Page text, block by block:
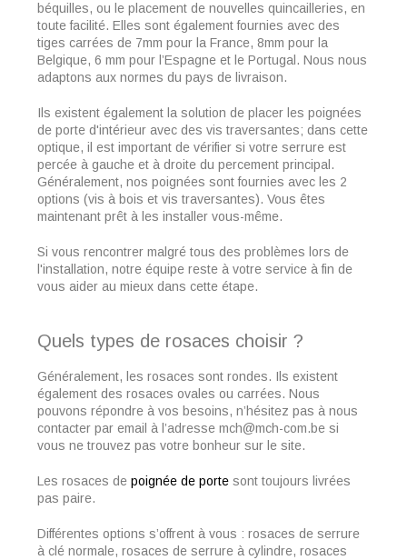
béquilles, ou le placement de nouvelles quincailleries, en
toute facilité. Elles sont également fournies avec des
tiges carrées de 7mm pour la France, 8mm pour la
Belgique, 6 mm pour l’Espagne et le Portugal. Nous nous
adaptons aux normes du pays de livraison.
Ils existent également la solution de placer les poignées
de porte d'intérieur avec des vis traversantes; dans cette
optique, il est important de vérifier si votre serrure est
percée à gauche et à droite du percement principal.
Généralement, nos poignées sont fournies avec les 2
options (vis à bois et vis traversantes). Vous êtes
maintenant prêt à les installer vous-même.
Si vous rencontrer malgré tous des problèmes lors de
l'installation, notre équipe reste à votre service à fin de
vous aider au mieux dans cette étape.
Quels types de rosaces choisir ?
Généralement, les rosaces sont rondes. Ils existent
également des rosaces ovales ou carrées. Nous
pouvons répondre à vos besoins, n’hésitez pas à nous
contacter par email à l’adresse mch@mch-com.be si
vous ne trouvez pas votre bonheur sur le site.
Les rosaces depoignée de porte sont toujours livrées
pas paire.
Différentes options s’offrent à vous : rosaces de serrure
à clé normale, rosaces de serrure à cylindre, rosaces